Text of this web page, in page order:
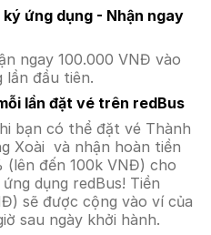
ứng dụng - Nhận ngay
ngay 100.000 VNĐ vào
lần đầu tiên.
lần đặt vé trên redBus
bạn có thể đặt vé Thành
Xoài và nhận hoàn tiền
(lên đến 100k VNĐ) cho
dụng redBus! Tiền
sẽ được cộng vào ví của
sau ngày khởi hành.